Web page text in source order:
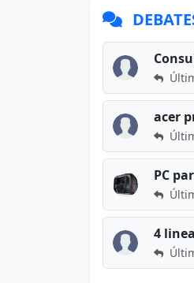
acer
PC
4